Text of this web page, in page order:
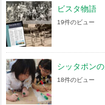
ビスタ物語
19件のビュー
シッタポン
18件のビュー